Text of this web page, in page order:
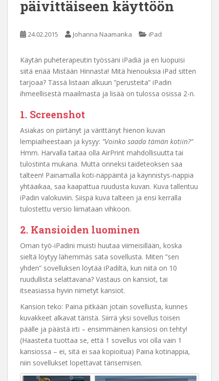
päivittäiseen käyttöön
24.02.2015 Johanna Naamanka iPad
Käytän puheterapeutin työssäni iPadiä ja en luopuisi
siitä enää Mistään Hinnasta! Mitä hienouksia iPad sitten
tarjoaa? Tässä listaan alkuun ”perusteita” iPadin
ihmeellisestä maailmasta ja lisää on tulossa osissa 2-n.
1. Screenshot
Asiakas on piirtänyt ja värittänyt hienon kuvan
lempiaiheestaan ja kysyy: ”Voinko saada tämän kotiin?”
Hmm. Harvalla taitaa olla AirPrint mahdollisuutta tai
tulostinta mukana. Mutta onneksi taideteoksen saa
talteen! Painamalla koti-näppäintä ja käynnistys-nappia
yhtäaikaa, saa kaapattua ruudusta kuvan. Kuva tallentuu
iPadin valokuviin. Siispä kuva talteen ja ensi kerralla
tulostettu versio liimataan vihkoon.
2. Kansioiden luominen
Oman työ-iPadini muisti huutaa viimeisillään, koska
sieltä löytyy lähemmäs sata sovellusta. Miten ”sen
yhden” sovelluksen löytää iPadiltä, kun niitä on 10
ruudullista selattavana? Vastaus on kansiot, tai
itseasiassa hyvin nimetyt kansiot.
Kansion teko: Paina pitkään jotain sovellusta, kunnes
kuvakkeet alkavat täristä. Siirrä yksi sovellus toisen
päälle ja päästä irti – ensimmäinen kansiosi on tehty!
(Haasteita tuottaa se, että 1 sovellus voi olla vain 1
kansiossa – ei, sitä ei saa kopioitua) Paina kotinappia,
niin sovellukset lopettavat tärisemisen.